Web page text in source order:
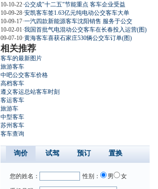
10-10-22·公交成"十二五"节能重点 客车企业受益
10-09-28·安凯客车签1.63亿元纯电动公交客车大单
10-09-17·一汽四款新能源客车沈阳销售 服务于公交
10-02-01 ·我国首批气电混动公交客车在长春投入运营(图)
09-07-10·黄海客车喜获石家庄530辆公交车订单(图)
相关推荐
客车的最新图片
旅游客车
中吧公交客车价格
高档客车
遵义客运总站客车时刻
客运客车
旅游车
中型客车
苏州客车
客车查询
询价 试驾 预订 置换
您的姓名： 性别： 男 女